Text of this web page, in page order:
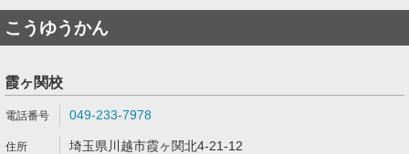
こうゆうかん
霞ヶ関校
049-233-7978
埼玉県川越市霞ヶ関北4-21-12